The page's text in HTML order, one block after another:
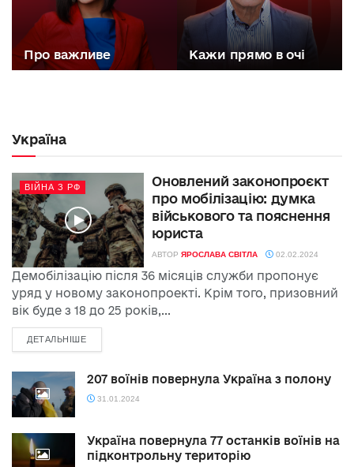
Про важливе Кажи прямо в очі
Україна
ВІЙНА З РФ
Оновлений законопроєкт
про мобілізацію: думка
військового та пояснення
юриста
АВТОР ЯРОСЛАВА СВІТЛА 02.02.2024
Демобілізацію після 36 місяців служби пропонує
уряд у новому законопроекті. Крім того, призовний
вік буде з 18 до 25 років,...
ДЕТАЛЬНІШЕ
207 воїнів повернула Україна з полону
31.01.2024
Україна повернула 77 останків воїнів на
підконтрольну територію